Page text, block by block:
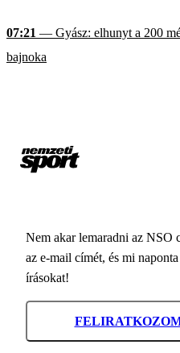
07:21 — Gyász: elhunyt a 200
bajnoka
Nem akar lemaradni az NSO
az e-mail címét, és mi
írásokat!